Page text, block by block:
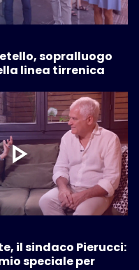
sopralluogo
linea tirrenica
il sindaco Pierucci:
speciale per